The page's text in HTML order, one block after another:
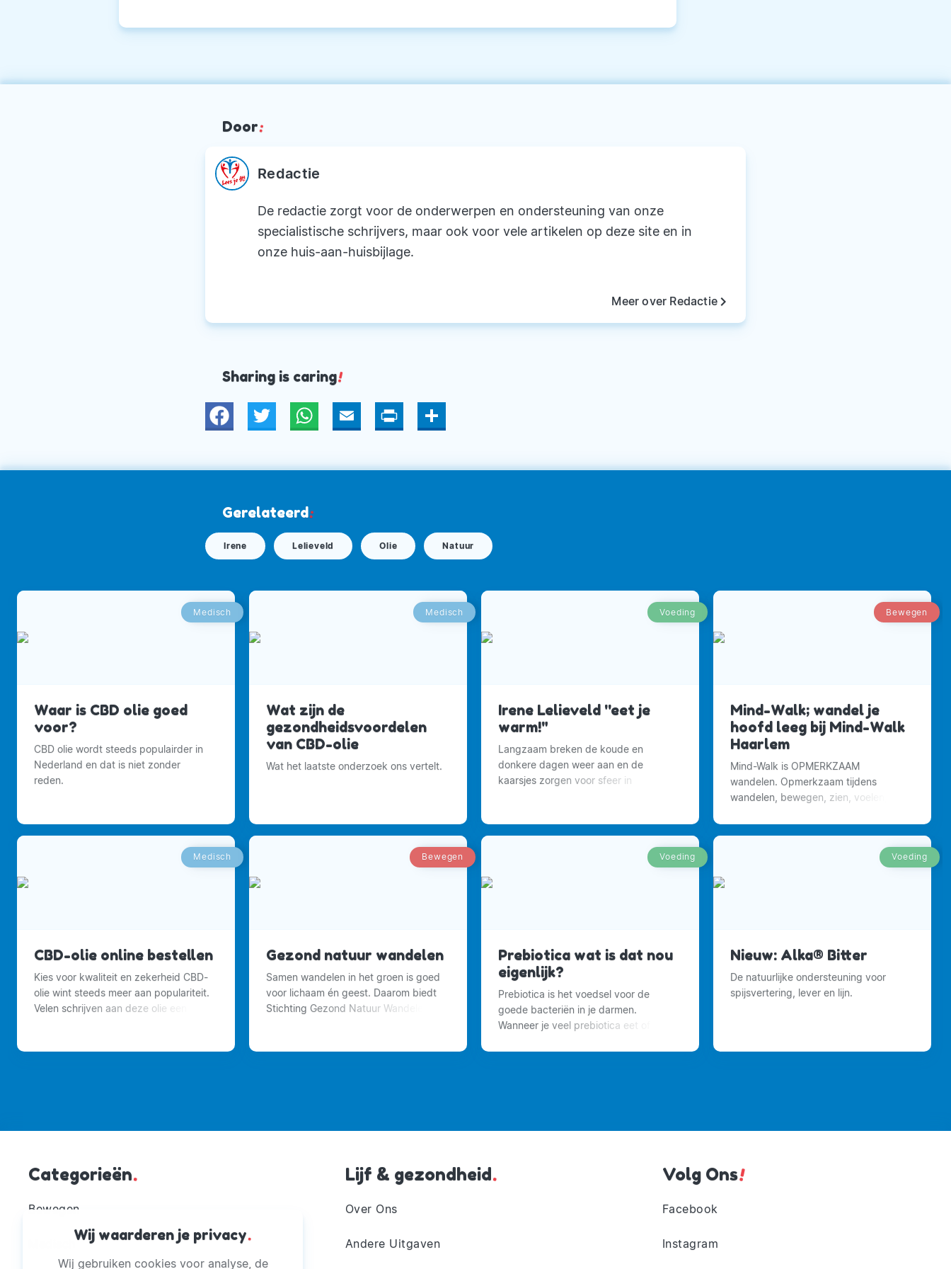
Door:
Redactie
De redactie zorgt voor de onderwerpen en ondersteuning van onze
specialistische schrijvers, maar ook voor vele artikelen op deze site en in
onze huis-aan-huisbijlage.
Meer over Redactiekeyboard_arrow_right
Sharing is caring!
Twitter WhatsAppEmail Print Deel
Gerelateerd:
Irene Lelieveld Olie Natuur
Medisch
Waar is CBD olie goed
voor?
CBD olie wordt steeds populairder in
Nederland en dat is niet zonder
reden.
Medisch
Wat zijn de
gezondheidsvoordelen
van CBD-olie
Wat het laatste onderzoek ons vertelt.
Voeding
Irene Lelieveld ''eet je
warm!"
Langzaam breken de koude en
donkere dagen weer aan en de
kaarsjes zorgen voor sfeer in
centraal de komende maanden.
Bewegen
Mind-Walk; wandel je
hoofd leeg bij Mind-Walk
Haarlem
Mind-Walk is OPMERKZAAM
wandelen. Opmerkzaam tijdens
wandelen, bewegen, zien, voelen,
de natuur, anderen en jezelf.
Medisch
CBD-olie online bestellen
Kies voor kwaliteit en zekerheid CBD-
olie wint steeds meer aan populariteit.
Velen schrijven aan deze olie een
voordelen van CBD-olie.
Bewegen
Gezond natuur wandelen
Samen wandelen in het groen is goed
voor lichaam én geest. Daarom biedt
Stichting Gezond Natuur Wandelen
groen in de stad.
Voeding
Prebiotica wat is dat nou
eigenlijk?
Prebiotica is het voedsel voor de
goede bacteriën in je darmen.
Wanneer je veel prebiotica eet of
Voeding
Nieuw: Alka® Bitter
De natuurlijke ondersteuning voor
spijsvertering, lever en lijn.
Categorieën.
Bewegen
Lijf & gezondheid.
Over Ons
Andere Uitgaven
Volg Ons!
Facebook
Instagram
Wij waarderen je privacy.
Wij gebruiken cookies voor analyse, de